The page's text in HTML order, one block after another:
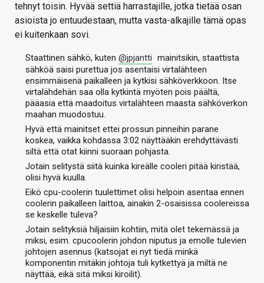
tehnyt toisin. Hyvää settiä harrastajille, jotka tietää osan
asioista jo entuudestaan, mutta vasta-alkajille tämä opas
ei kuitenkaan sovi.
Staattinen sähkö, kuten @jpjantti mainitsikin, staattista
sähköä saisi purettua jos asentaisi virtalähteen
ensimmäisenä paikalleen ja kytkisi sähköverkkoon. Itse
virtalähdehän saa olla kytkintä myöten pois päältä,
pääasia että maadoitus virtalähteen maasta sähköverkon
maahan muodostuu.
Hyvä että mainitset ettei prossun pinneihin parane
koskea, vaikka kohdassa 3:02 näyttääkin erehdyttävästi
siltä että otat kiinni suoraan pohjasta.
Jotain selitystä siitä kuinka kireälle cooleri pitää kiristää,
olisi hyvä kuulla.
Eikö cpu-coolerin tuulettimet olisi helpoin asentaa ennen
coolerin paikalleen laittoa, ainakin 2-osaisissa coolereissa
se keskelle tuleva?
Jotain selityksiä hiljaisiin kohtiin, mitä olet tekemässä ja
miksi, esim. cpucoolerin johdon niputus ja emolle tulevien
johtojen asennus (katsojat ei nyt tiedä minkä
komponentin mitäkin johtoja tuli kytkettyä ja miltä ne
näyttää, eikä sitä miksi kiroilit).